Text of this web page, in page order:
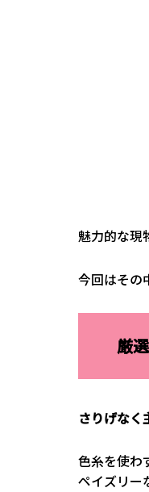
魅力的な現
今回はその
厳
さりげなく
色糸を使わ
ペイズリー